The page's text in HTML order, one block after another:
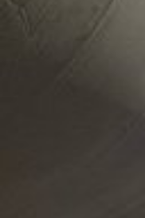
Местоположение:
Большой Исток
13